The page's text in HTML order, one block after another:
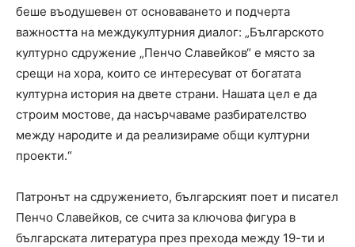
беше въодушевен от основаването и подчерта
важността на междукултурния диалог: „Българското
културно сдружение „Пенчо Славейков“ е място за
срещи на хора, които се интересуват от богатата
културна история на двете страни. Нашата цел е да
строим мостове, да насърчаваме разбирателство
между народите и да реализираме общи културни
проекти.“
Патронът на сдружението, българският поет и писател
Пенчо Славейков, се счита за ключова фигура в
българската литература през прехода между 19-ти и